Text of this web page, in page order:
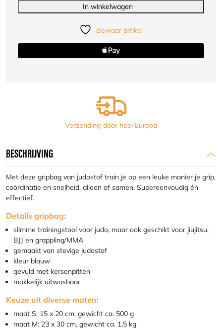
blauw
S,
M,
In winkelwagen
Bewaar artikel
Verzending door heel Europa
BESCHRIJVING
Met deze gripbag van judostof train je op een leuke manier je grip,
coördinatie en snelheid, alleen of samen. Supereenvoudig én
effectief.
Details gripbag:
slimme trainingstool voor judo, maar ook geschikt voor jiujitsu,
BJJ en grappling/MMA
gemaakt van stevige judostof
kleur blauw
gevuld met kersenpitten
makkelijk uitwasbaar
Keuze uit diverse maten:
maat S: 15 x 20 cm, gewicht ca. 500 g
maat M: 23 x 30 cm, gewicht ca. 1,5 kg